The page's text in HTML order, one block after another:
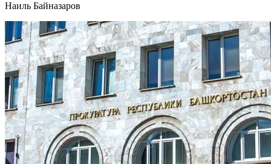
Наиль Байназаров